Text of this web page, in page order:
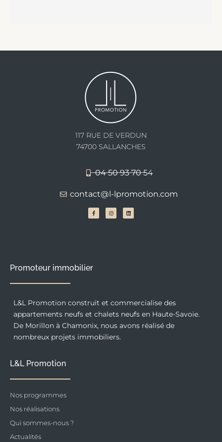
117 RUE DE VERDUN
74700 SALLANCHES
04 50 93 70 54
contact@l-lpromotion.com
a
c
e
n
s
t
i
n
k
Promoteur immobilier
L&L Promotion construit et commercialise des
appartements neufs et chalets neufs en Haute-Savoie.
De Morillon à Chamonix, nous avons réalisé de
nombreux projets immobiliers.
L&L Promotion
Nos programmes
Nos réalisations
Qui sommes-nous ?
Actualités